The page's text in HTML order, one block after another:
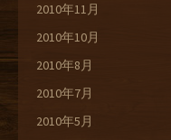
2010年11月
2010年10月
2010年8月
2010年7月
2010年5月